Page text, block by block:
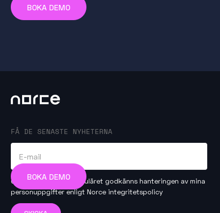
BOKA DEMO
BOKA DEMO
FÅ DE SENASTE NYHETERNA
Genom att skicka formuläret godkänns hanteringen av mina
personuppgifter enligtNorce integritetspolicy